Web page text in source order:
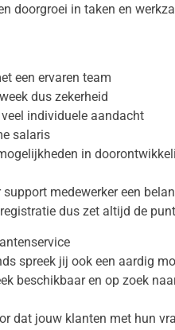
doorgroei in taken en
een ervaren team
dus zekerheid
individuele aandacht
salaris
in
medewerker een
dus zet altijd de
spreek jij ook een aardig
beschikbaar en op zoek
dat jouw klanten met hun